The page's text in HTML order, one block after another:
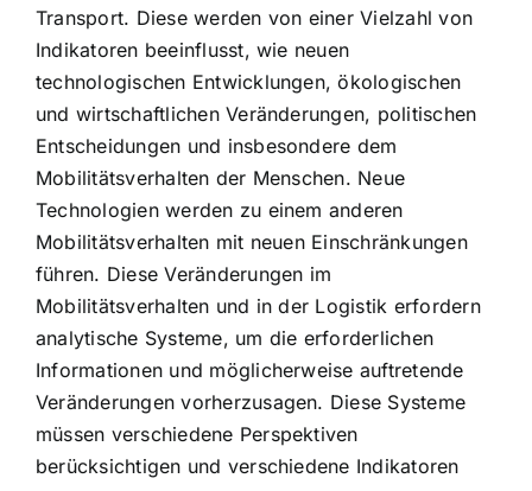
Transport. Diese werden von einer Vielzahl von
Indikatoren beeinflusst, wie neuen
technologischen Entwicklungen, ökologischen
und wirtschaftlichen Veränderungen, politischen
Entscheidungen und insbesondere dem
Mobilitätsverhalten der Menschen. Neue
Technologien werden zu einem anderen
Mobilitätsverhalten mit neuen Einschränkungen
führen. Diese Veränderungen im
Mobilitätsverhalten und in der Logistik erfordern
analytische Systeme, um die erforderlichen
Informationen und möglicherweise auftretende
Veränderungen vorherzusagen. Diese Systeme
müssen verschiedene Perspektiven
berücksichtigen und verschiedene Indikatoren